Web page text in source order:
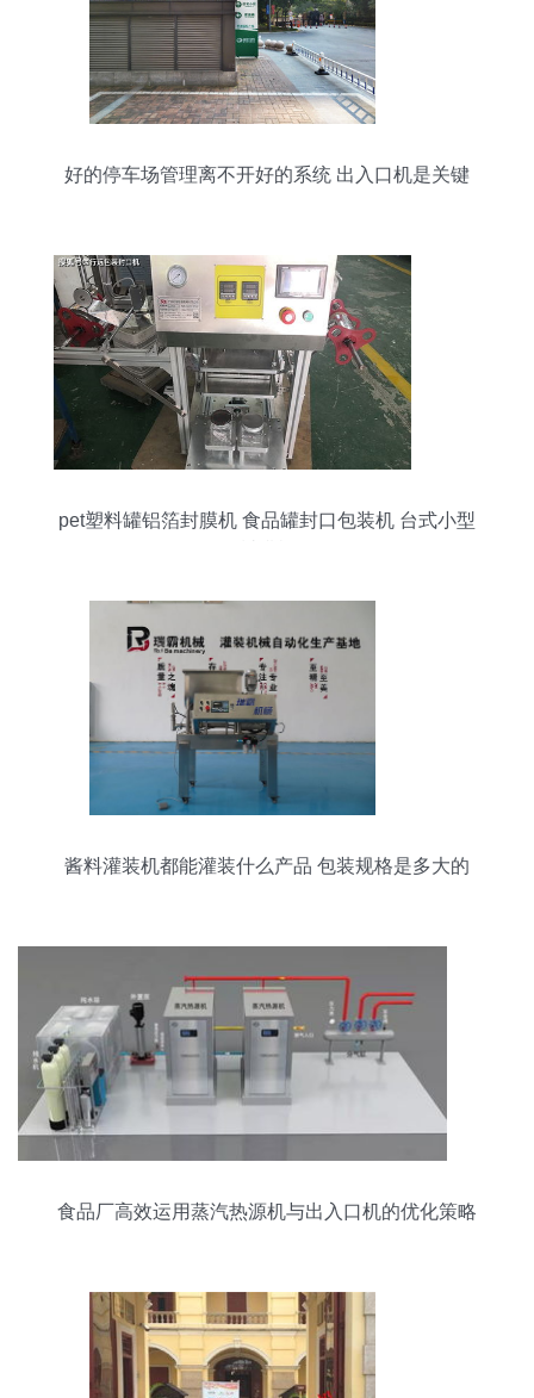
好的停车场管理离不开好的系统 出入口机是关键
pet塑料罐铝箔封膜机 食品罐封口包装机 台式小型
酱料灌装机都能灌装什么产品 包装规格是多大的
食品厂高效运用蒸汽热源机与出入口机的优化策略